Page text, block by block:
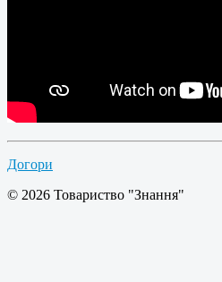
Догори
© 2026 Товариство "Знання"